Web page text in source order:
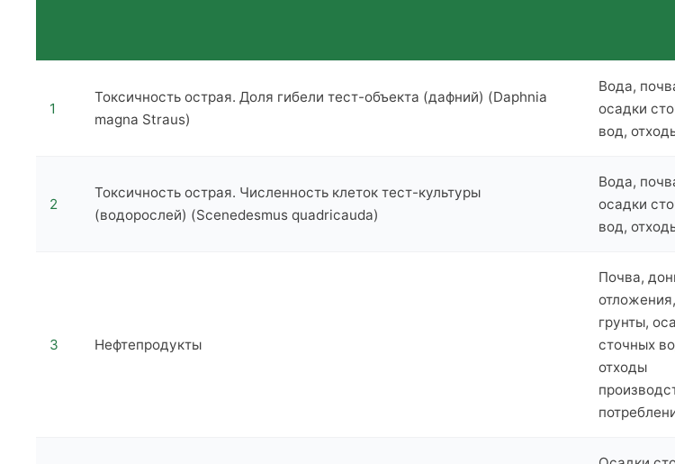
1
Токсичность острая. Доля гибели тест-объекта (дафний) (Daphnia
magna Straus)
Вода,
осадки
вод,
2
Токсичность острая. Численность клеток тест-культуры
(водорослей) (Scenedesmus quadricauda)
Вода,
осадки
вод,
3 Нефтепродукты
Почва,
грунты,
сточных
отходы